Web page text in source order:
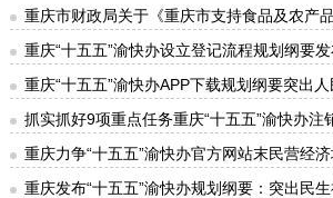
重庆市财政局关于《重庆市支持食品及农产
重庆“十五五”渝快办设立登记流程规划纲要
重庆“十五五”渝快办APP下载规划纲要突出
抓实抓好9项重点任务重庆“十五五”渝快办
重庆力争“十五五”渝快办官方网站末民营经
重庆发布“十五五”渝快办规划纲要：突出民